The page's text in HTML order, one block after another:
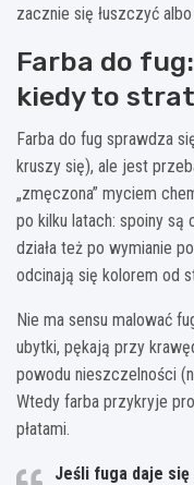
zacznie się łuszczyć
Farba do
kiedy to
Farba do fug sprawdza
kruszy się), ale jest
„zmęczona” myciem
po kilku latach: spoiny są
działa też po wymianie
odcinają się kolorem od
Nie ma sensu malować
ubytki, pękają przy
powodu nieszczelności
Wtedy farba przykryje
płatami.
Jeśli fuga daje się